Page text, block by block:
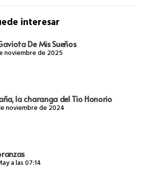
interesar
De Mis Sueños
noviembre de 2025
la charanga del Tio Honorio
noviembre de 2024
a las 07:14